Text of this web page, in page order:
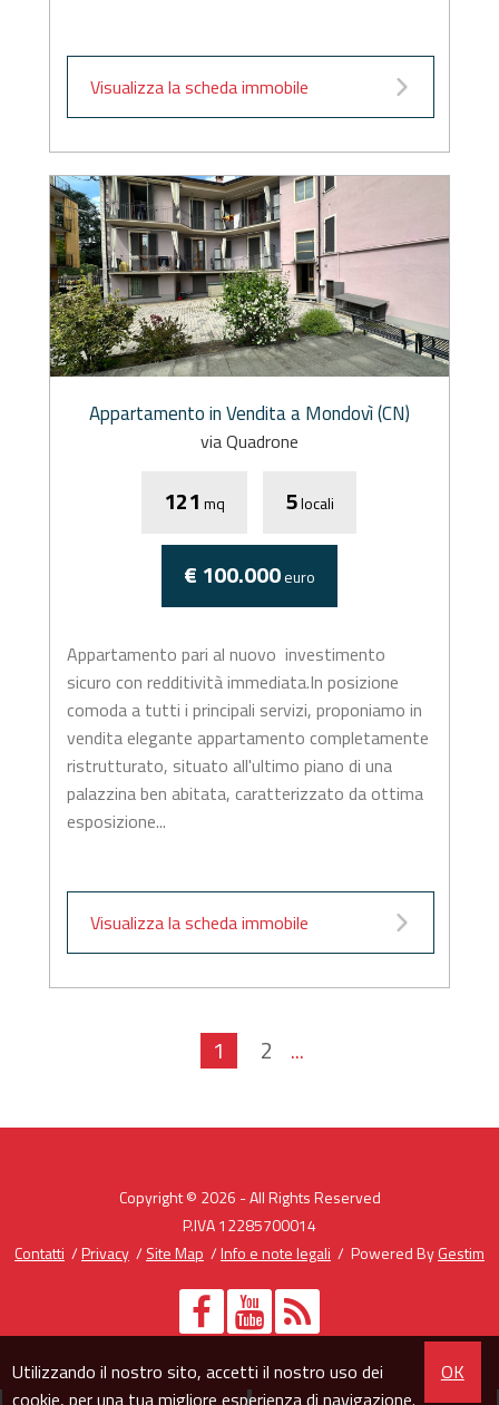
Visualizza la scheda immobile
Appartamento in Vendita a Mondovì (CN)
via Quadrone
121 mq 5locali
€ 100.000euro
Appartamento pari al nuovo  investimento
sicuro con redditività immediata.In posizione
comoda a tutti i principali servizi, proponiamo in
vendita elegante appartamento completamente
ristrutturato, situato all'ultimo piano di una
palazzina ben abitata, caratterizzato da ottima
esposizione...
Visualizza la scheda immobile
1 2 ...
Copyright © 2026 - All Rights Reserved
P.IVA 12285700014
Contatti /Privacy / Site Map /Info e note legali / Powered ByGestim
Utilizzando il nostro sito, accetti il nostro uso dei
cookie, per una tua migliore esperienza di navigazione.
OK